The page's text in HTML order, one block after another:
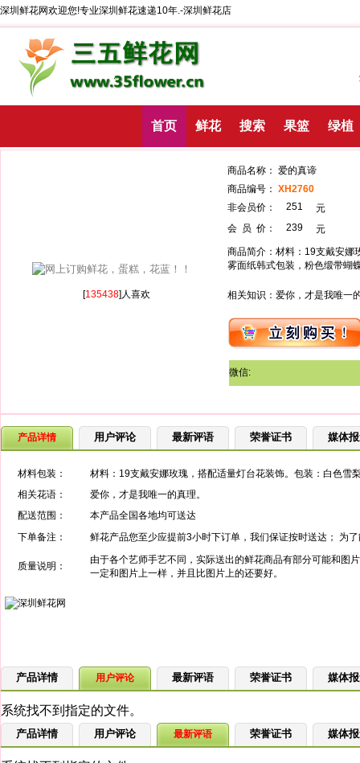
深圳鲜花网欢迎您!专业深圳鲜花速递10年.-深圳鲜花店
首页 鲜花 搜索 果篮 绿植
[135438]人喜欢
商品名称： 爱的
商品编号： XH2760
非会员价：
251
会 员 价：
239
商品简介：材料：19支戴安娜
雾面纸韩式包装，粉色缎带蝴
相关知识：爱你，才是我唯一
微信:
产品详情 用户评论 最新评语 荣誉证书 媒体
材料包装：
材料：19支戴安娜玫瑰，搭配适量灯台花装饰。包装：白色雪
相关花语：
爱你，才是我唯一的真理。
配送范围：
本产品全国各地均可送达
下单备注：
鲜花产品您至少应提前3小时下订单，我们保证按时送达； 为
质量说明：
由于各个艺师手艺不同，实际送出的鲜花商品有部分可能和图
一定和图片上一样，并且比图片上的还要好。
产品详情 用户评论 最新评语 荣誉证书 媒体
产品详情 用户评论 最新评语 荣誉证书 媒体